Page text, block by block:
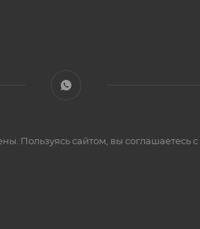
Пользуясь сайтом, вы соглашаетесь с